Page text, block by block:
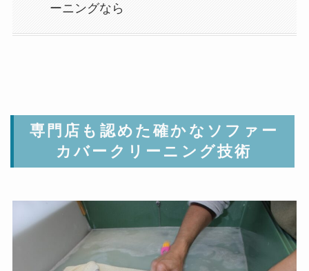
ーニングなら
専門店も認めた確かなソファー
カバークリーニング技術